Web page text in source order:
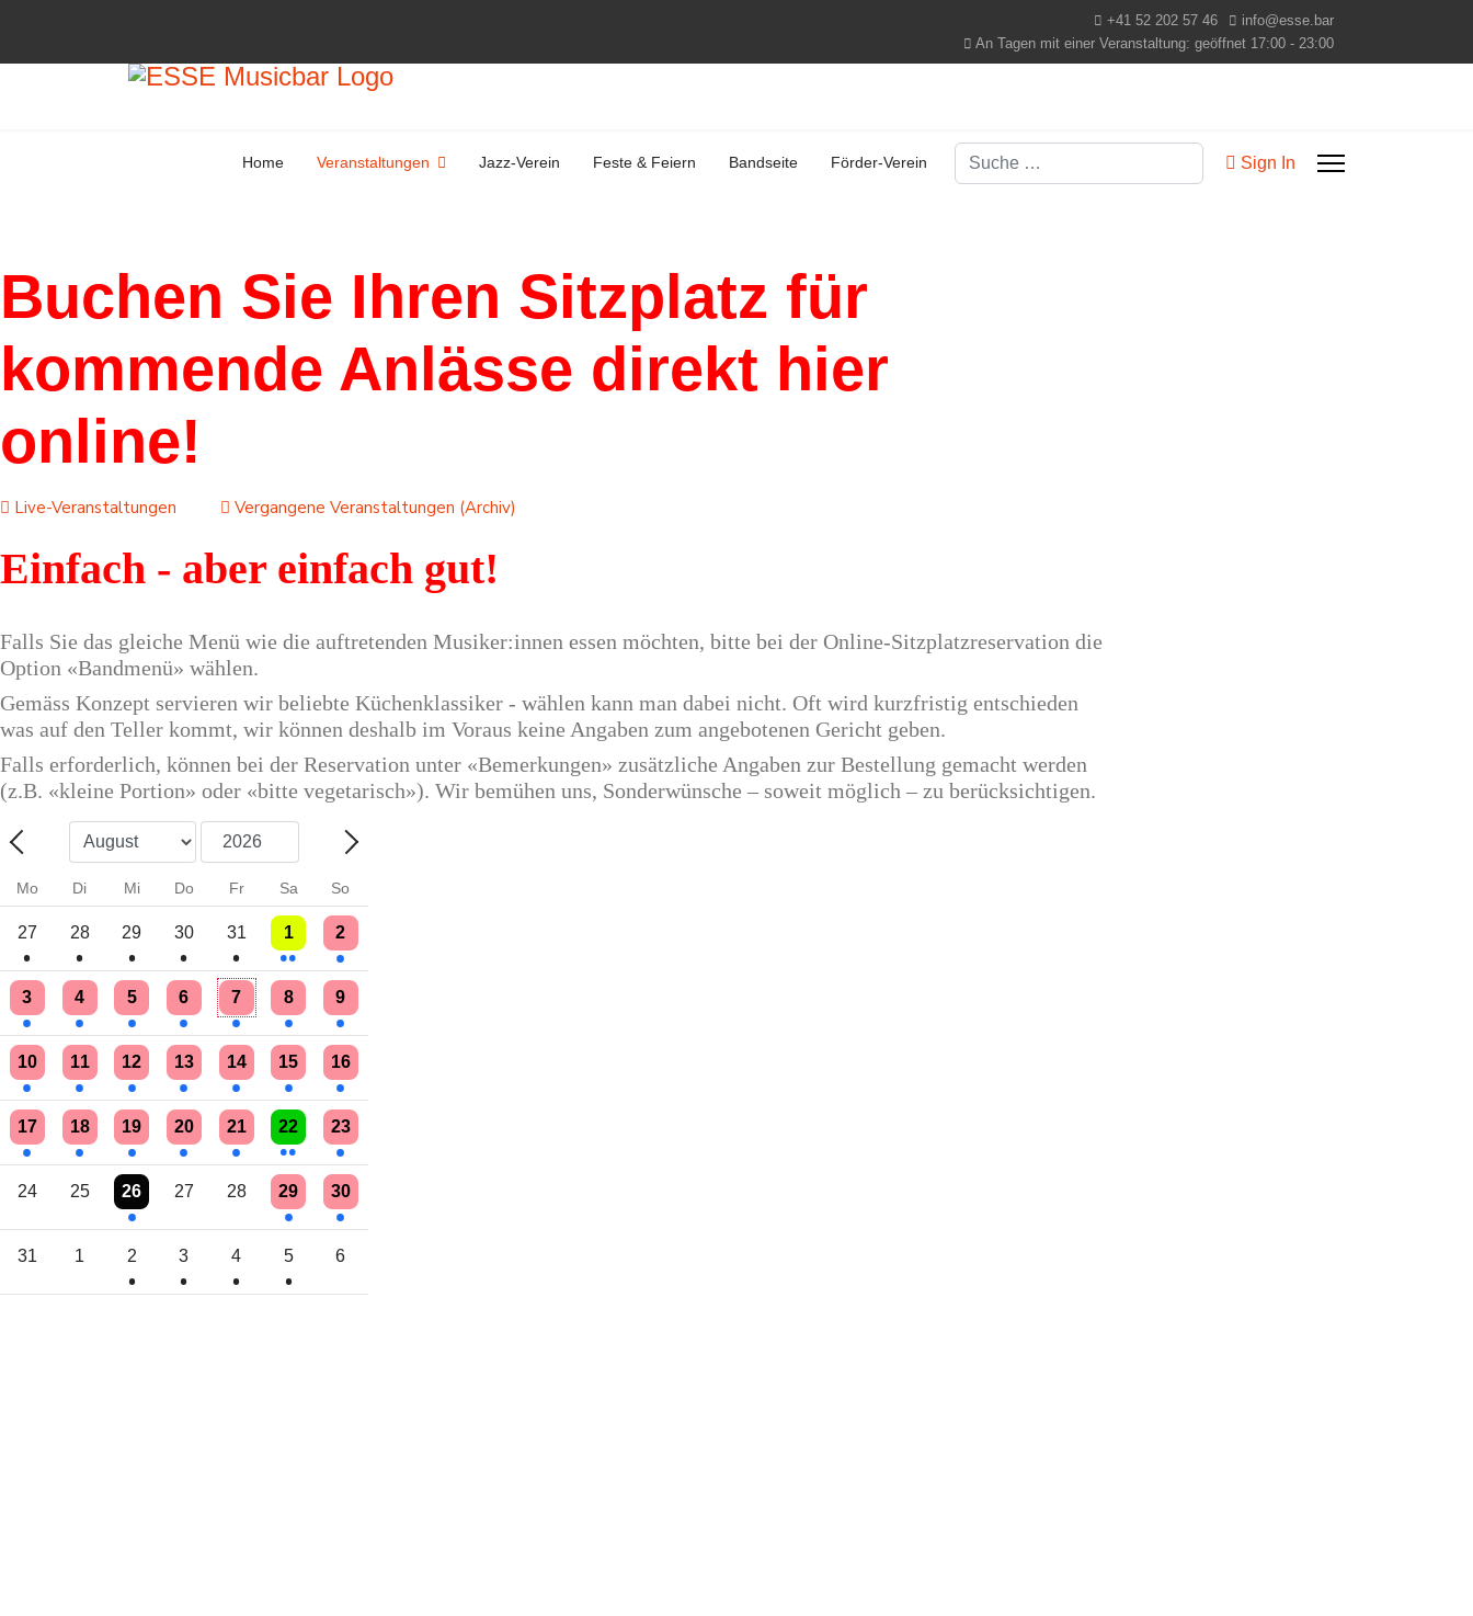
+41 52 202 57 46
info@esse.bar
An Tagen mit einer Veranstaltung: geöffnet 17:00 - 23:00
Home Veranstaltungen Jazz-Verein Feste & Feiern Bandseite Förder-Verein Suchen Sign In
Buchen Sie Ihren Sitzplatz für
kommende Anlässe direkt hier
online!
Live-Veranstaltungen Vergangene Veranstaltungen (Archiv)
Einfach - aber einfach gut!
Falls Sie das gleiche Menü wie die auftretenden Musiker:innen essen möchten, bitte bei der Online-Sitzplatzreservation die
Option «Bandmenü» wählen.
Gemäss Konzept servieren wir beliebte Küchenklassiker - wählen kann man dabei nicht. Oft wird kurzfristig entschieden
was auf den Teller kommt, wir können deshalb im Voraus keine Angaben zum angebotenen Gericht geben.
Falls erforderlich, können bei der Reservation unter «Bemerkungen» zusätzliche Angaben zur Bestellung gemacht werden
(z.B. «kleine Portion» oder «bitte vegetarisch»). Wir bemühen uns, Sonderwünsche – soweit möglich – zu berücksichtigen.
Zurück - Monat
Monat
Jahr
Weiter - Monat
Mo Di Mi Do Fr Sa So
27
Einzelne Veranstaltung
28
Einzelne Veranstaltung
29
Einzelne Veranstaltung
30
Einzelne Veranstaltung
31
Einzelne Veranstaltung
1
2 Veranstaltungen
2
Einzelne Veranstaltung
3
Einzelne Veranstaltung
4
Einzelne Veranstaltung
5
Einzelne Veranstaltung
6
Einzelne Veranstaltung
7
Einzelne Veranstaltung
8
Einzelne Veranstaltung
9
Einzelne Veranstaltung
10
Einzelne Veranstaltung
11
Einzelne Veranstaltung
12
Einzelne Veranstaltung
13
Einzelne Veranstaltung
14
Einzelne Veranstaltung
15
Einzelne Veranstaltung
16
Einzelne Veranstaltung
17
Einzelne Veranstaltung
18
Einzelne Veranstaltung
19
Einzelne Veranstaltung
20
Einzelne Veranstaltung
21
Einzelne Veranstaltung
22
2 Veranstaltungen
23
Einzelne Veranstaltung
24 25 26
Einzelne Veranstaltung
27 28 29
Einzelne Veranstaltung
30
Einzelne Veranstaltung
31 1 2
Einzelne Veranstaltung
3
Einzelne Veranstaltung
4
Einzelne Veranstaltung
5
Einzelne Veranstaltung
6